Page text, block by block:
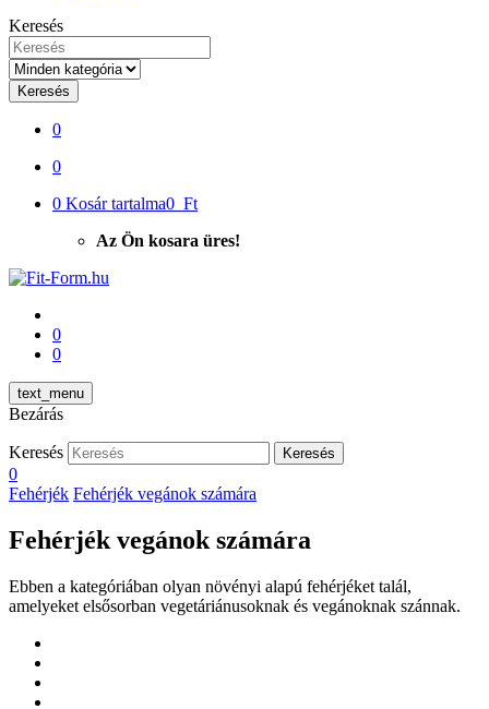
Keresés
Keresés
0
0
0 Kosár tartalma0 Ft
Az Ön kosara üres!
0
0
text_menu
Bezárás
Keresés Keresés
0
Fehérjék Fehérjék vegánok számára
Fehérjék vegánok számára
Ebben a kategóriában olyan növényi alapú fehérjéket talál,
amelyeket elsősorban vegetáriánusoknak és vegánoknak szánnak.